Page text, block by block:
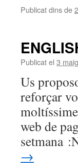
Publicat dins de
Publicat el 3
Us
reforçar
web de
setmana
→